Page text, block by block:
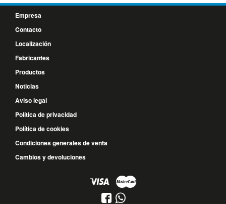
Empresa
Contacto
Localización
Fabricantes
Productos
Noticias
Aviso legal
Política de privacidad
Política de cookies
Condiciones generales de venta
Cambios y devoluciones